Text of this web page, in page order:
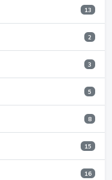
13
2
3
5
8
15
16